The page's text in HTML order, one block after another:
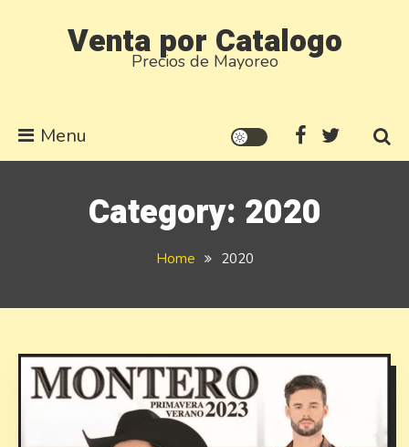
Venta por Catalogo
Precios de Mayoreo
Menu
Category: 2020
Home 2020